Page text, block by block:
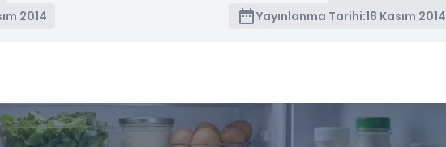
2014 Yayınlanma Tarihi:18 Kasım 2014